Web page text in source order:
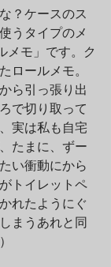
？ケースのス
うタイプのメ
メモ」です。ク
ロールメモ。
ら引っ張り出
で切り取って
実は私も自宅
たまに、ずー
い衝動にから
トイレットペ
れたようにぐ
まうあれと同